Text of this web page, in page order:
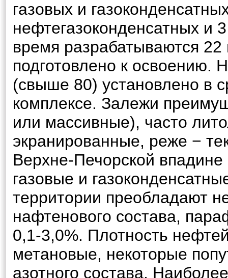
газовых и
нефтегазоконденсатных и
время разрабатываются
подготовлено к освоению.
(свыше 80) установлено в
комплексе. Залежи
или массивные), часто
экранированные, реже −
Верхне-Печорской
газовые и
территории преобладают
нафтенового состава,
0,1-3,0%. Плотность
метановые, некоторые
азотного состава.